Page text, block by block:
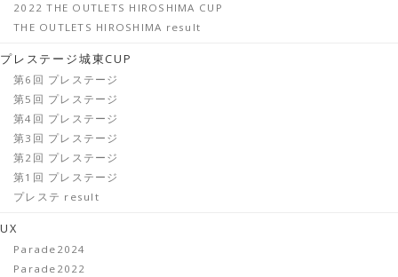
2022 THE OUTLETS HIROSHIMA CUP
THE OUTLETS HIROSHIMA result
プレステージ城東CUP
第6回 プレステージ
第5回 プレステージ
第4回 プレステージ
第3回 プレステージ
第2回 プレステージ
第1回 プレステージ
プレステ result
UX
Parade2024
Parade2022